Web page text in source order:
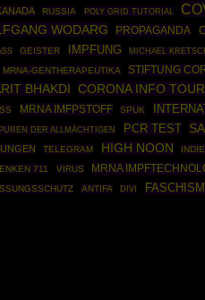
RUSSIA POLY GRID TUTORIAL
WODARG PROPAGANDA
GEISTER IMPFUNG MICHAEL
MRNA-GENTHERAPEUTIKA STIFTUNG
BHAKDI CORONA INFO TOUR
MRNA IMFPSTOFF SPUK
DER ALLMÄCHTIGEN PCR TEST
TELEGRAM HIGH NOON
711 VIRUS MRNA
ANTIFA DIVI